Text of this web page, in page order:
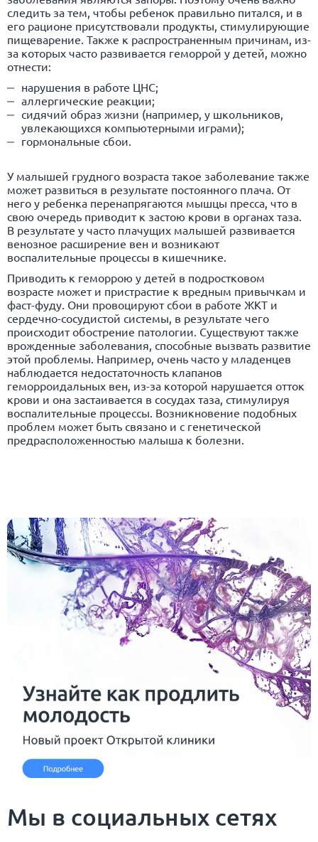
следить за тем, чтобы ребенок правильно питался, и в
его рационе присутствовали продукты, стимулирующие
пищеварение. Также к распространенным причинам, из-
за которых часто развивается геморрой у детей, можно
отнести:
нарушения в работе ЦНС;
аллергические реакции;
сидячий образ жизни (например, у школьников,
увлекающихся компьютерными играми);
гормональные сбои.
У малышей грудного возраста такое заболевание также
может развиться в результате постоянного плача. От
него у ребенка перенапрягаются мышцы пресса, что в
свою очередь приводит к застою крови в органах таза.
В результате у часто плачущих малышей развивается
венозное расширение вен и возникают
воспалительные процессы в кишечнике.
Приводить к геморрою у детей в подростковом
возрасте может и пристрастие к вредным привычкам и
фаст-фуду. Они провоцируют сбои в работе ЖКТ и
сердечно-сосудистой системы, в результате чего
происходит обострение патологии. Существуют также
врожденные заболевания, способные вызвать развитие
этой проблемы. Например, очень часто у младенцев
наблюдается недостаточность клапанов
геморроидальных вен, из-за которой нарушается отток
крови и она застаивается в сосудах таза, стимулируя
воспалительные процессы. Возникновение подобных
проблем может быть связано и с генетической
предрасположенностью малыша к болезни.
Мы в социальных сетях